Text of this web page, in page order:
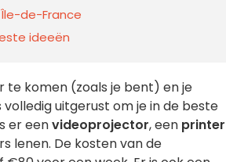
de-France
ideeën
komen (zoals je bent) en je
volledig uitgerust om je in de beste
er eenvideoprojector, een printer
lenen. De kosten van de